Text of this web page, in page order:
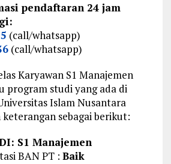
pendaftaran 24 jam
(call/whatsapp)
(call/whatsapp)
Karyawan S1 Manajemen
program studi yang ada di
Islam Nusantara
sebagai berikut:
S1 Manajemen
BAN PT : Baik